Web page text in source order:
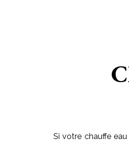
Si votre chauffe